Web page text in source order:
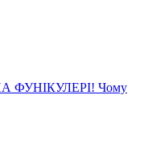
ФУНІКУЛЕРІ! Чому